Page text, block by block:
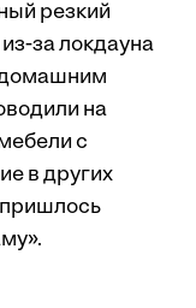
резкий
за локдауна
домашним
на
с
в других
пришлось